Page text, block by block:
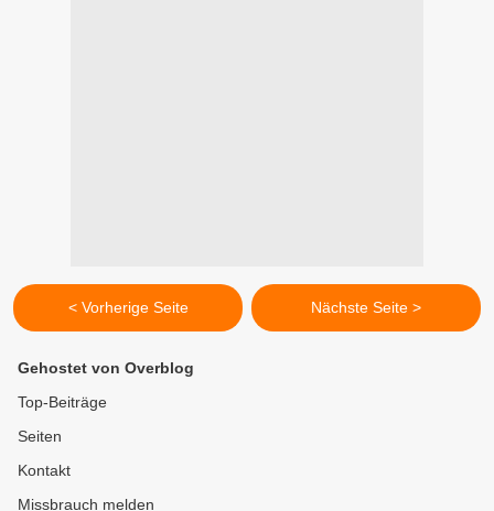
< Vorherige Seite Nächste Seite >
Gehostet von Overblog
Top-Beiträge
Seiten
Kontakt
Missbrauch melden